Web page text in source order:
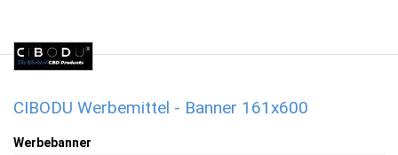
CIBODU Werbemittel - Banner 161x600
Werbebanner